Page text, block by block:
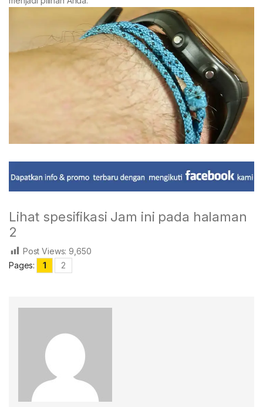
Lihat spesifikasi Jam ini pada halaman
2
Post Views: 9,650
Pages:
1 2